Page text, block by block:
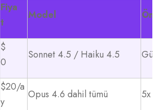
Fiya
t
Model
$
0
Sonnet 4.5 / Haiku 4.5
$20/a
y
Opus 4.6 dahil tümü 5x